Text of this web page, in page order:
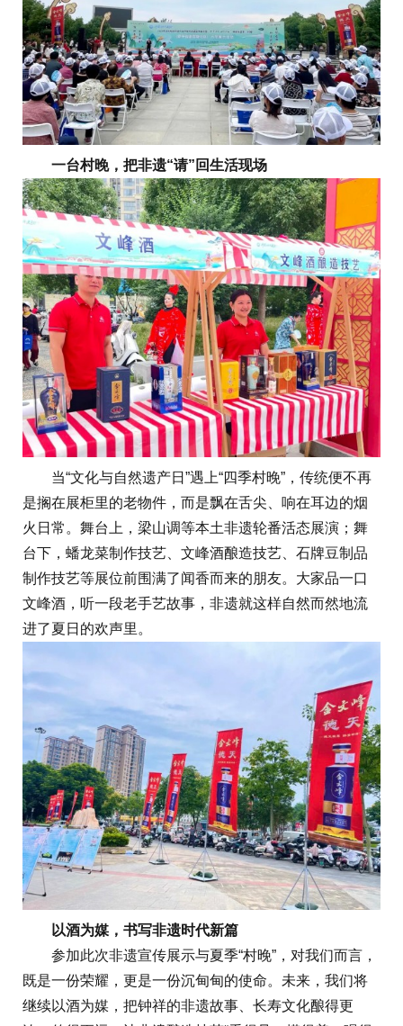
一台村晚，把非遗“请”回生活现场
当“文化与自然遗产日”遇上“四季村晚”，传统便不再
是搁在展柜里的老物件，而是飘在舌尖、响在耳边的烟
火日常。舞台上，梁山调等本土非遗轮番活态展演；舞
台下，蟠龙菜制作技艺、文峰酒酿造技艺、石牌豆制品
制作技艺等展位前围满了闻香而来的朋友。大家品一口
文峰酒，听一段老手艺故事，非遗就这样自然而然地流
进了夏日的欢声里。
以酒为媒，书写非遗时代新篇
参加此次非遗宣传展示与夏季“村晚”，对我们而言，
既是一份荣耀，更是一份沉甸甸的使命。未来，我们将
继续以酒为媒，把钟祥的非遗故事、长寿文化酿得更